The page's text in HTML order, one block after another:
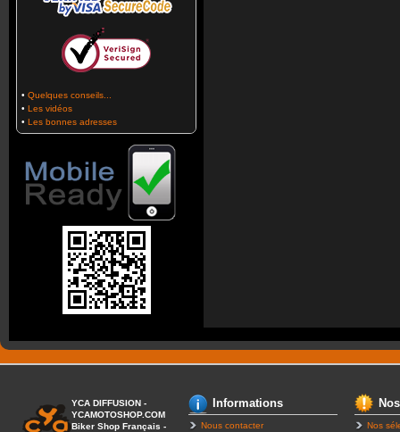
• Quelques conseils...
• Les vidéos
• Les bonnes adresses
YCA DIFFUSION -
YCAMOTOSHOP.COM
Biker Shop Français -
Informations
Nous contacter
Nos